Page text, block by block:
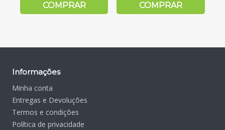
COMPRAR COMPRAR
Informações
Minha conta
Entregas e Devoluções
Termos e condições
Política de privacidade